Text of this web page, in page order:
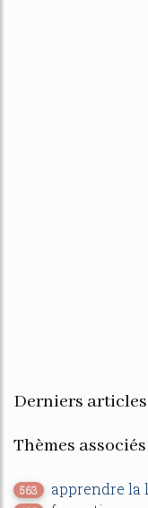
Derniers articles
Thèmes associés
563 apprendre la